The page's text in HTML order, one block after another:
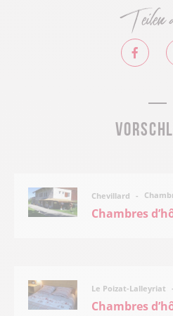
Teilen
Chevillard
Chambres
Le Poizat-Lalleyriat
Chambres